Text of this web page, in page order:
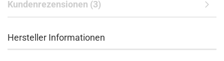
Kundenrezensionen (3)
Hersteller Informationen